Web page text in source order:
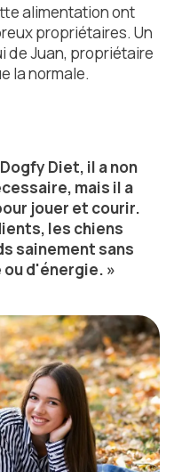
alimentation ont
propriétaires. Un
de Juan, propriétaire
la normale.
Diet, il a non
mais il a
jouer et courir.
les chiens
sainement sans
d'énergie. »